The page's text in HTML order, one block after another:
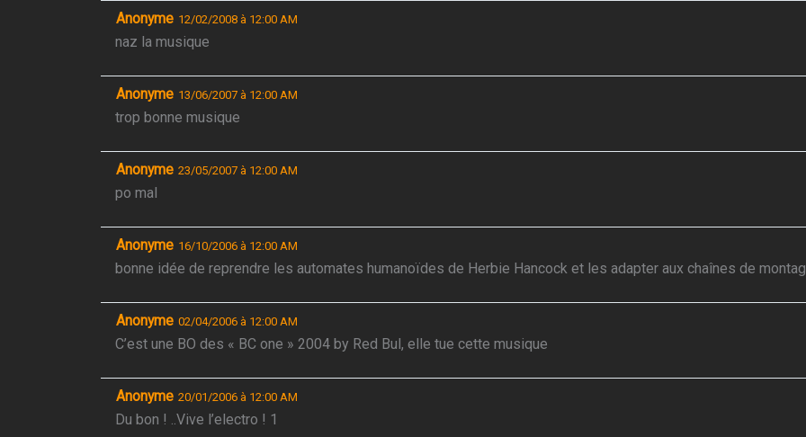
Anonyme 12/02/2008 à 12:00 AM
naz la musique
Anonyme 13/06/2007 à 12:00 AM
trop bonne musique
Anonyme 23/05/2007 à 12:00 AM
po mal
Anonyme 16/10/2006 à 12:00 AM
bonne idée de reprendre les automates humanoïdes de Herbie Hancock et les adapter aux chaînes de
Anonyme 02/04/2006 à 12:00 AM
C’est une BO des « BC one » 2004 by Red Bul, elle tue cette musique
Anonyme 20/01/2006 à 12:00 AM
Du bon ! ..Vive l’electro ! 1